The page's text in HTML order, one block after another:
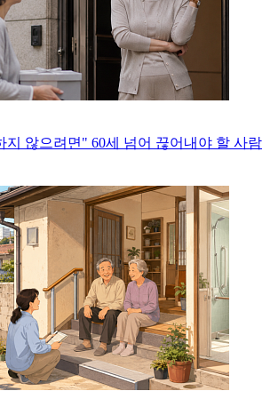
지 않으려면" 60세 넘어 끊어내야 할 사람